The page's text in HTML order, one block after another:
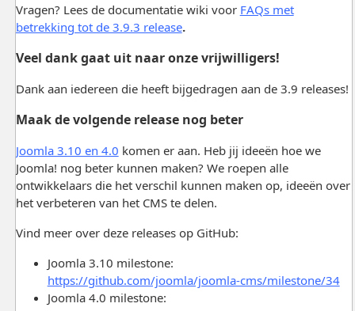
Vragen? Lees de documentatie wiki voor FAQs met
betrekking tot de 3.9.3 release.
Veel dank gaat uit naar onze vrijwilligers!
Dank aan iedereen die heeft bijgedragen aan de 3.9 releases!
Maak de volgende release nog beter
Joomla 3.10 en 4.0 komen er aan. Heb jij ideeën hoe we
Joomla! nog beter kunnen maken? We roepen alle
ontwikkelaars die het verschil kunnen maken op, ideeën over
het verbeteren van het CMS te delen.
Vind meer over deze releases op GitHub:
Joomla 3.10 milestone:
https://github.com/joomla/joomla-cms/milestone/34
Joomla 4.0 milestone: